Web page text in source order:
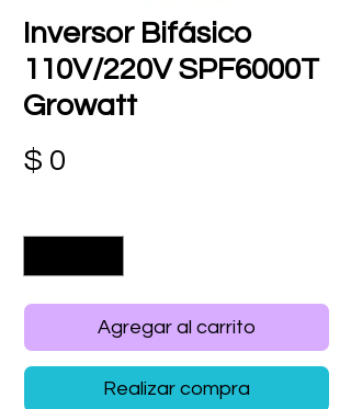
Inversor Bifásico
110V/220V SPF6000T
Growatt
$ 0
Agregar al carrito
Realizar compra